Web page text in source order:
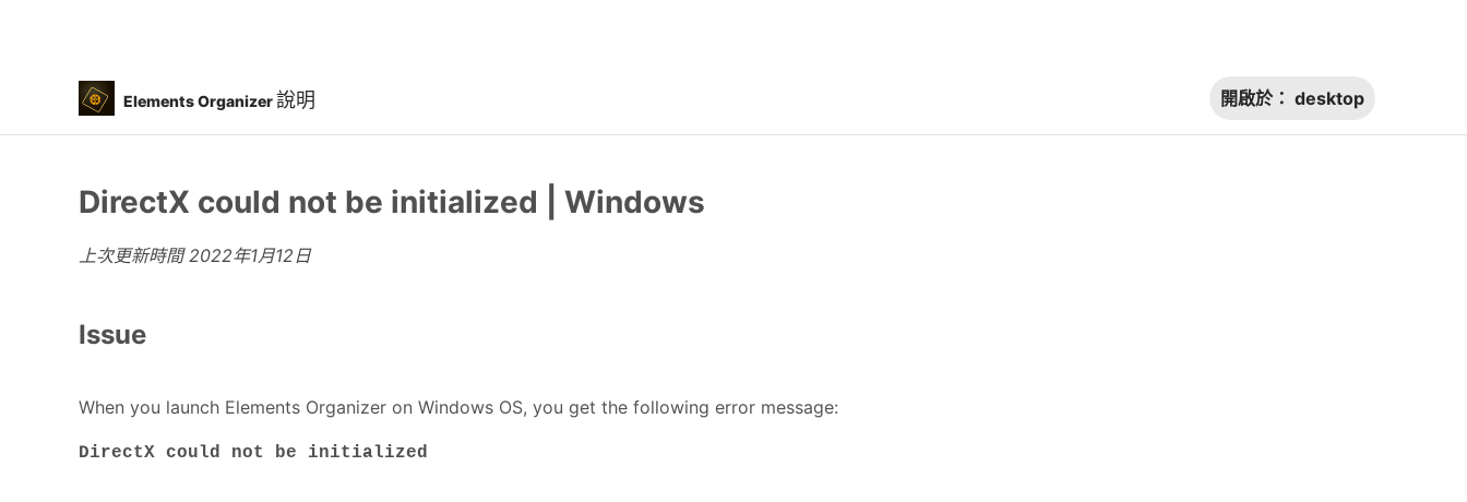
Elements Organizer說明 開啟於： desktop
DirectX could not be initialized | Windows
上次更新時間2022年1月12日
Issue
When you launch Elements Organizer on Windows OS, you get the following error message:
DirectX could not be initialized